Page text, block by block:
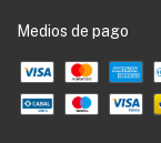
Medios de pago